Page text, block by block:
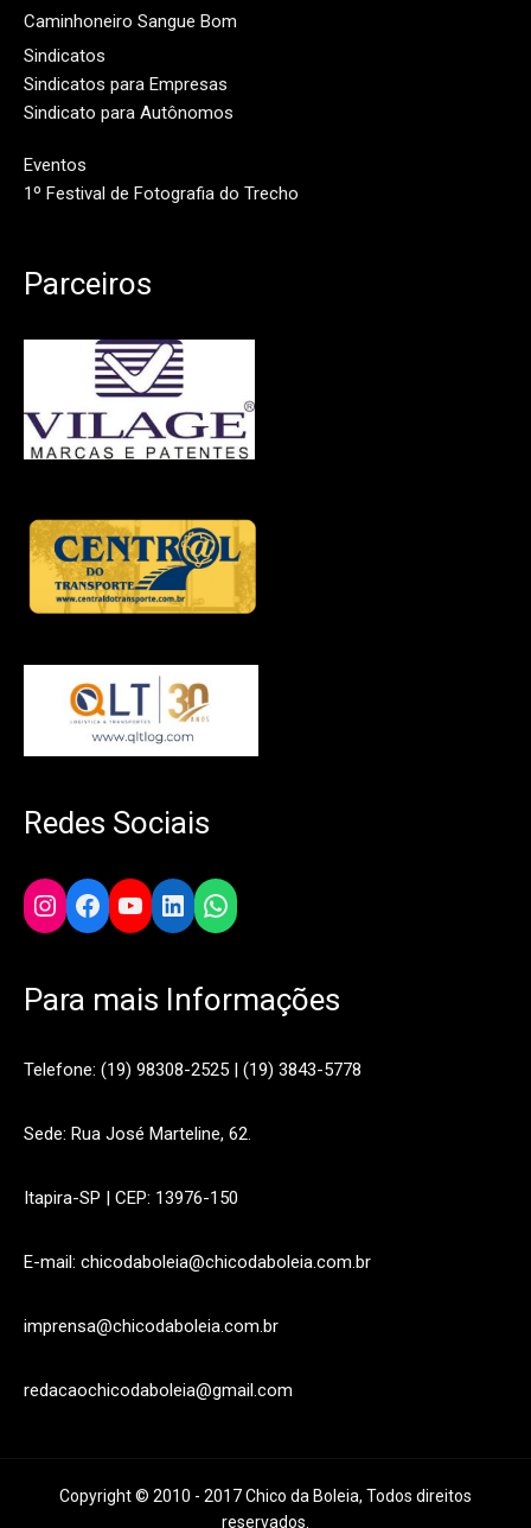
Caminhoneiro Sangue Bom
Sindicatos
Sindicatos para Empresas
Sindicato para Autônomos
Eventos
1º Festival de Fotografia do Trecho
Parceiros
Redes Sociais
Instagram
Facebook
YouTube
LinkedIn
WhatsApp
Para mais Informações
Telefone: (19) 98308-2525 | (19) 3843-5778
Sede: Rua José Marteline, 62.
Itapira-SP | CEP: 13976-150
E-mail: chicodaboleia@chicodaboleia.com.br
imprensa@chicodaboleia.com.br
redacaochicodaboleia@gmail.com
Copyright © 2010 - 2017 Chico da Boleia, Todos direitos
reservados.